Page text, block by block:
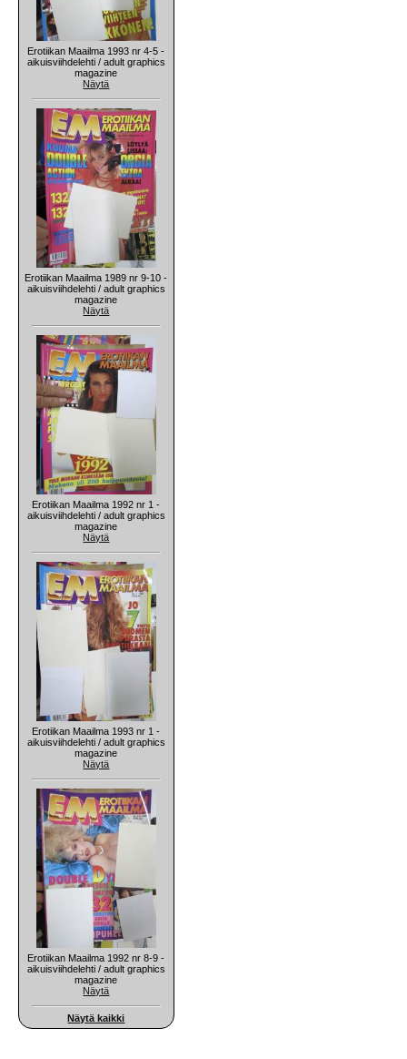
Erotiikan Maailma 1993 nr 4-5 -
aikuisviihdelehti / adult graphics
magazine
Näytä
Erotiikan Maailma 1989 nr 9-10 -
aikuisviihdelehti / adult graphics
magazine
Näytä
Erotiikan Maailma 1992 nr 1 -
aikuisviihdelehti / adult graphics
magazine
Näytä
Erotiikan Maailma 1993 nr 1 -
aikuisviihdelehti / adult graphics
magazine
Näytä
Erotiikan Maailma 1992 nr 8-9 -
aikuisviihdelehti / adult graphics
magazine
Näytä
Näytä kaikki